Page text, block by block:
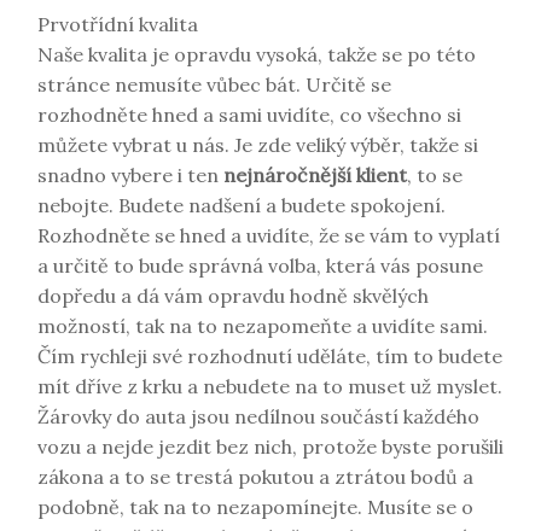
Prvotřídní kvalita
Naše kvalita je opravdu vysoká, takže se po této
stránce nemusíte vůbec bát. Určitě se
rozhodněte hned a sami uvidíte, co všechno si
můžete vybrat u nás. Je zde veliký výběr, takže si
snadno vybere i ten nejnáročnější klient, to se
nebojte. Budete nadšení a budete spokojení.
Rozhodněte se hned a uvidíte, že se vám to vyplatí
a určitě to bude správná volba, která vás posune
dopředu a dá vám opravdu hodně skvělých
možností, tak na to nezapomeňte a uvidíte sami.
Čím rychleji své rozhodnutí uděláte, tím to budete
mít dříve z krku a nebudete na to muset už myslet.
Žárovky do auta jsou nedílnou součástí každého
vozu a nejde jezdit bez nich, protože byste porušili
zákona a to se trestá pokutou a ztrátou bodů a
podobně, tak na to nezapomínejte. Musíte se o